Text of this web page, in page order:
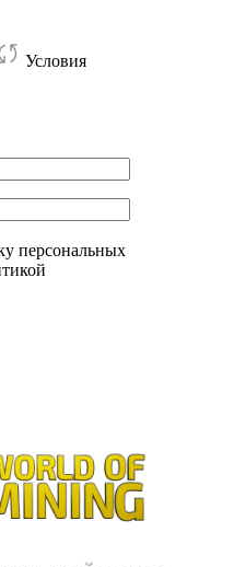
Условия
персональных